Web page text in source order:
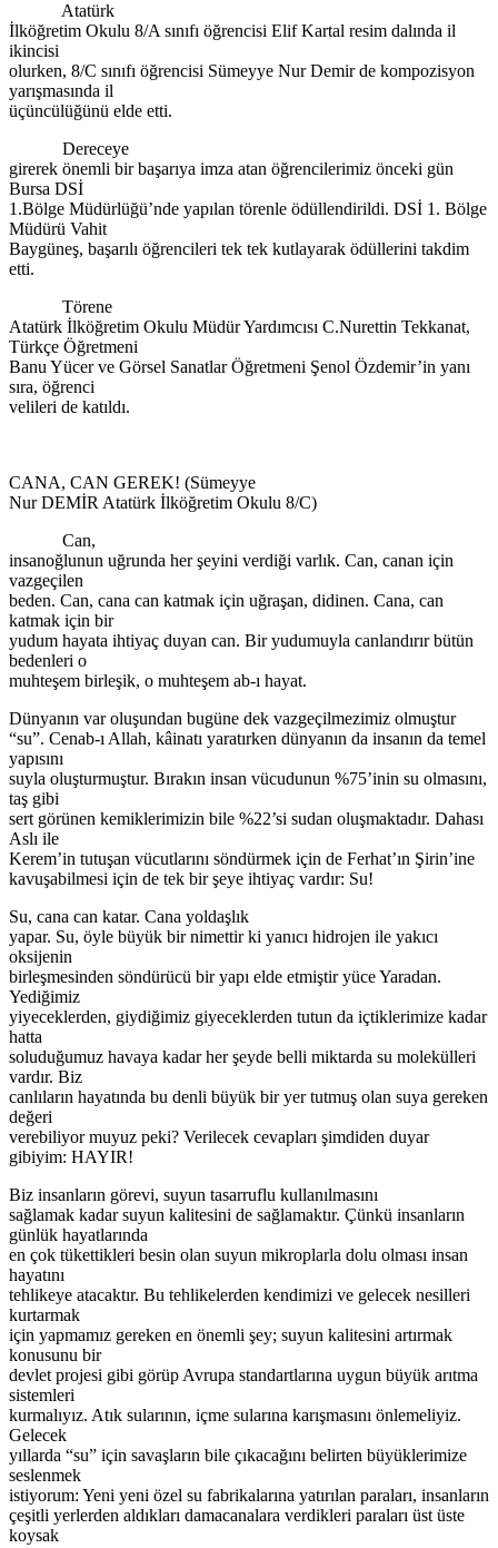
Atatürk
İlköğretim Okulu 8/A sınıfı öğrencisi Elif Kartal resim dalında il
ikincisi
olurken, 8/C sınıfı öğrencisi Sümeyye Nur Demir de kompozisyon
yarışmasında il
üçüncülüğünü elde etti.
Dereceye
girerek önemli bir başarıya imza atan öğrencilerimiz önceki gün
Bursa DSİ
1.Bölge Müdürlüğü’nde yapılan törenle ödüllendirildi. DSİ 1. Bölge
Müdürü Vahit
Baygüneş, başarılı öğrencileri tek tek kutlayarak ödüllerini takdim
etti.
Törene
Atatürk İlköğretim Okulu Müdür Yardımcısı C.Nurettin Tekkanat,
Türkçe Öğretmeni
Banu Yücer ve Görsel Sanatlar Öğretmeni Şenol Özdemir’in yanı
sıra, öğrenci
velileri de katıldı.
CANA, CAN GEREK! (Sümeyye
Nur DEMİR Atatürk İlköğretim Okulu 8/C)
Can,
insanoğlunun uğrunda her şeyini verdiği varlık. Can, canan için
vazgeçilen
beden. Can, cana can katmak için uğraşan, didinen. Cana, can
katmak için bir
yudum hayata ihtiyaç duyan can. Bir yudumuyla canlandırır bütün
bedenleri o
muhteşem birleşik, o muhteşem ab-ı hayat.
Dünyanın var oluşundan bugüne dek vazgeçilmezimiz olmuştur
“su”. Cenab-ı Allah, kâinatı yaratırken dünyanın da insanın da temel
yapısını
suyla oluşturmuştur. Bırakın insan vücudunun %75’inin su olmasını,
taş gibi
sert görünen kemiklerimizin bile %22’si sudan oluşmaktadır. Dahası
Aslı ile
Kerem’in tutuşan vücutlarını söndürmek için de Ferhat’ın Şirin’ine
kavuşabilmesi için de tek bir şeye ihtiyaç vardır: Su!
Su, cana can katar. Cana yoldaşlık
yapar. Su, öyle büyük bir nimettir ki yanıcı hidrojen ile yakıcı
oksijenin
birleşmesinden söndürücü bir yapı elde etmiştir yüce Yaradan.
Yediğimiz
yiyeceklerden, giydiğimiz giyeceklerden tutun da içtiklerimize kadar
hatta
soluduğumuz havaya kadar her şeyde belli miktarda su molekülleri
vardır. Biz
canlıların hayatında bu denli büyük bir yer tutmuş olan suya gereken
değeri
verebiliyor muyuz peki? Verilecek cevapları şimdiden duyar
gibiyim: HAYIR!
Biz insanların görevi, suyun tasarruflu kullanılmasını
sağlamak kadar suyun kalitesini de sağlamaktır. Çünkü insanların
günlük hayatlarında
en çok tükettikleri besin olan suyun mikroplarla dolu olması insan
hayatını
tehlikeye atacaktır. Bu tehlikelerden kendimizi ve gelecek nesilleri
kurtarmak
için yapmamız gereken en önemli şey; suyun kalitesini artırmak
konusunu bir
devlet projesi gibi görüp Avrupa standartlarına uygun büyük arıtma
sistemleri
kurmalıyız. Atık sularının, içme sularına karışmasını önlemeliyiz.
Gelecek
yıllarda “su” için savaşların bile çıkacağını belirten büyüklerimize
seslenmek
istiyorum: Yeni yeni özel su fabrikalarına yatırılan paraları, insanların
çeşitli yerlerden aldıkları damacanalara verdikleri paraları üst üste
koysak